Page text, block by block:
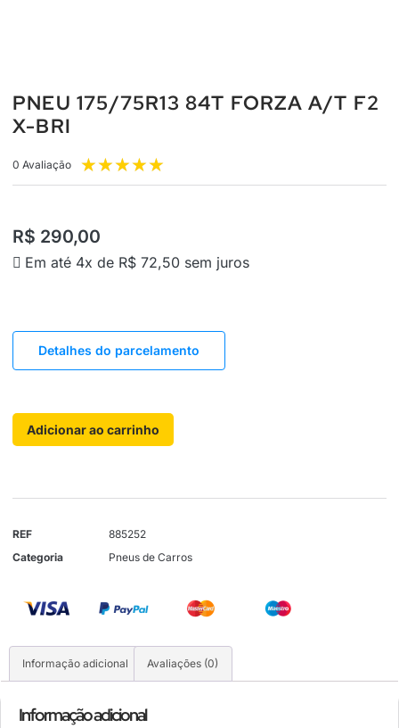
PNEU 175/75R13 84T FORZA A/T F2
X-BRI
0 Avaliação ★★★★★
R$ 290,00
Em até 4x de R$ 72,50 sem juros
Detalhes do parcelamento
Adicionar ao carrinho
REF
885252
Categoria
Pneus de Carros
Informação adicional Avaliações (0)
Informação adicional